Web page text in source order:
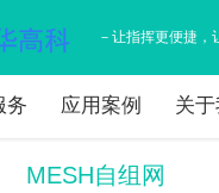
－让指挥更便捷，
务 应用案例 关
MESH自组网